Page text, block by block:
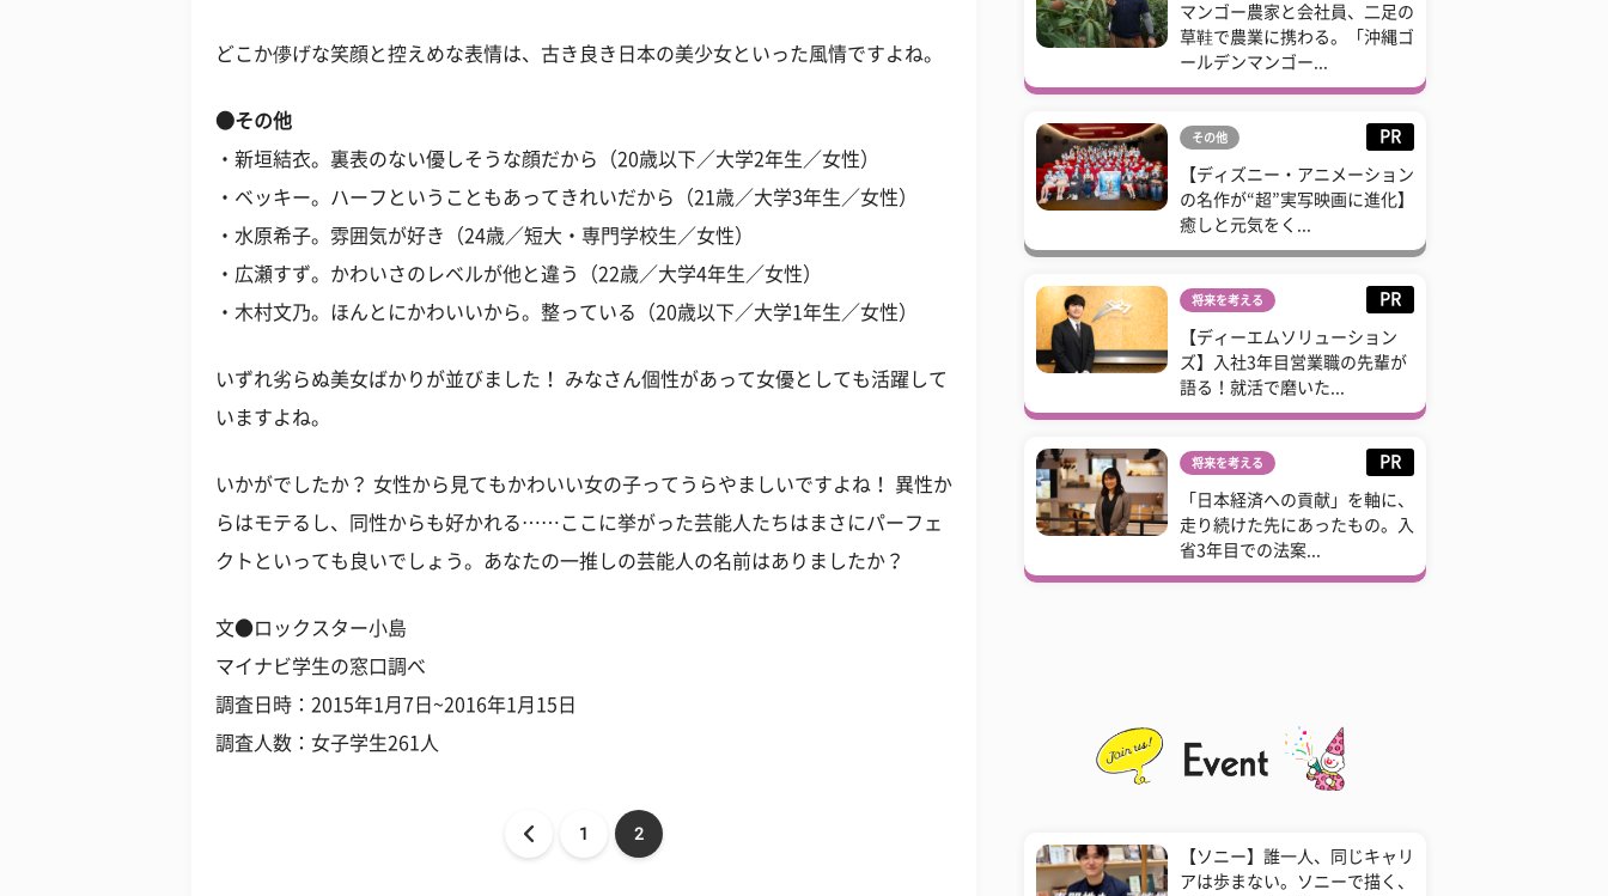
どこか儚げな笑顔と控えめな表情は、古き良き日本の美少女といった風情ですよね。
●その他
・新垣結衣。裏表のない優しそうな顔だから（20歳以下／大学2年生／女性）
・ベッキー。ハーフということもあってきれいだから（21歳／大学3年生／女性）
・水原希子。雰囲気が好き（24歳／短大・専門学校生／女性）
・広瀬すず。かわいさのレベルが他と違う（22歳／大学4年生／女性）
・木村文乃。ほんとにかわいいから。整っている（20歳以下／大学1年生／女性）
いずれ劣らぬ美女ばかりが並びました！ みなさん個性があって女優としても活躍して
いますよね。
いかがでしたか？ 女性から見てもかわいい女の子ってうらやましいですよね！ 異性か
らはモテるし、同性からも好かれる……ここに挙がった芸能人たちはまさにパーフェ
クトといっても良いでしょう。あなたの一推しの芸能人の名前はありましたか？
文●ロックスター小島
マイナビ学生の窓口調べ
調査日時：2015年1月7日~2016年1月15日
調査人数：女子学生261人
1 2
マンゴー農家と会社員、二足の
草鞋で農業に携わる。「沖縄ゴ
ールデンマンゴー...
その他 PR
【ディズニー・アニメーション
の名作が“超”実写映画に進化】
癒しと元気をく...
将来を考える PR
【ディーエムソリューション
ズ】入社3年目営業職の先輩が
語る！就活で磨いた...
将来を考える PR
「日本経済への貢献」を軸に、
走り続けた先にあったもの。入
省3年目での法案...
【ソニー】誰一人、同じキャリ
アは歩まない。ソニーで描く、